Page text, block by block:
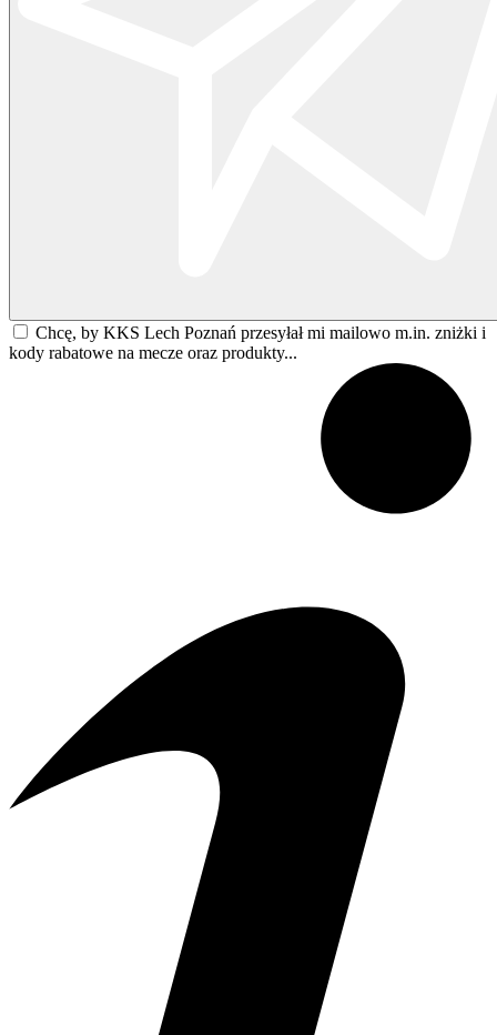
Chcę, by KKS Lech Poznań przesyłał mi mailowo m.in. zniżki i
kody rabatowe na mecze oraz produkty...